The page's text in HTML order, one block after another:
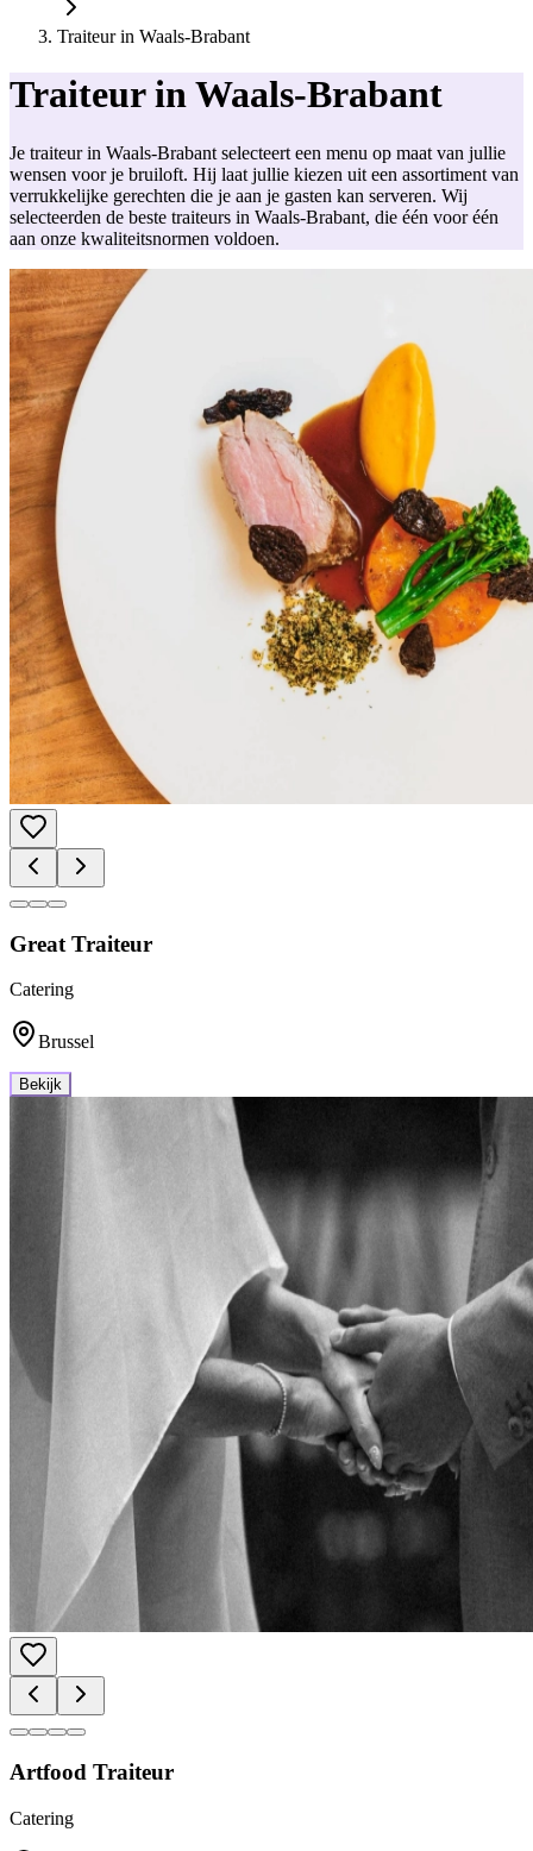
Traiteur in Waals-Brabant
Traiteur in Waals-Brabant
Je traiteur in Waals-Brabant selecteert een menu op maat van jullie
wensen voor je bruiloft. Hij laat jullie kiezen uit een assortiment van
verrukkelijke gerechten die je aan je gasten kan serveren. Wij
selecteerden de beste traiteurs in Waals-Brabant, die één voor één
aan onze kwaliteitsnormen voldoen.
Great Traiteur
Catering
Brussel
Bekijk
Artfood Traiteur
Catering